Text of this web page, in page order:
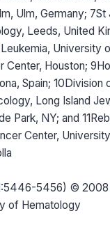
Ulm, Germany; 7St
Leeds, United
University
Center, Houston;
Spain; 10Division
Long Island
Park, NY; and
Center,
5456) ©
of Hematology